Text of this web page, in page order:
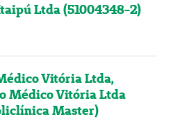
Ltda (51004348-2)
Vitória Ltda,
Médico Vitória Ltda
Master)